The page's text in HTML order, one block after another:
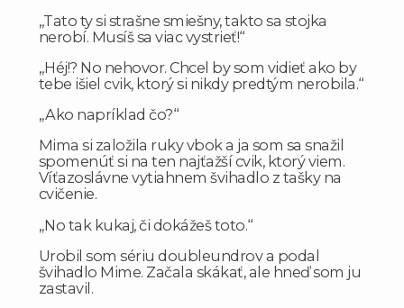
„Tato ty si strašne smiešny, takto sa stojka
nerobí. Musíš sa viac vystrieť!“
„Héj!? No nehovor. Chcel by som vidieť ako by
tebe išiel cvik, ktorý si nikdy predtým nerobila.“
„Ako napríklad čo?“
Mima si založila ruky vbok a ja som sa snažil
spomenúť si na ten najťažší cvik, ktorý viem.
Víťazoslávne vytiahnem švihadlo z tašky na
cvičenie.
„No tak kukaj, či dokážeš toto.“
Urobil som sériu doubleundrov a podal
švihadlo Mime. Začala skákať, ale hneď som ju
zastavil.